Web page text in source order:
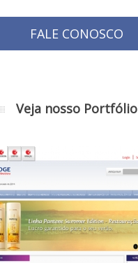
FALE CONOSCO
Veja nosso Portfólio